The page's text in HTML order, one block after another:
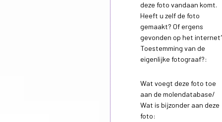
deze foto vandaan komt.
Heeft u zelf de foto
gemaakt? Of ergens
gevonden op het
Toestemming van de
eigenlijke fotograaf?:
Wat voegt deze foto toe
aan de molendatabase/
Wat is bijzonder aan deze
foto: